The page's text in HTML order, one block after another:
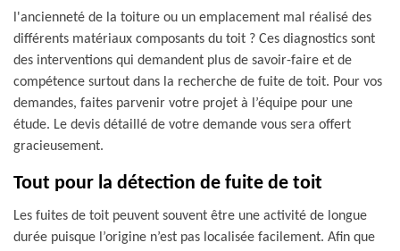
l'ancienneté de la toiture ou un emplacement mal réalisé des
différents matériaux composants du toit ? Ces diagnostics sont
des interventions qui demandent plus de savoir-faire et de
compétence surtout dans la recherche de fuite de toit. Pour vos
demandes, faites parvenir votre projet à l’équipe pour une
étude. Le devis détaillé de votre demande vous sera offert
gracieusement.
Tout pour la détection de fuite de toit
Les fuites de toit peuvent souvent être une activité de longue
durée puisque l’origine n’est pas localisée facilement. Afin que